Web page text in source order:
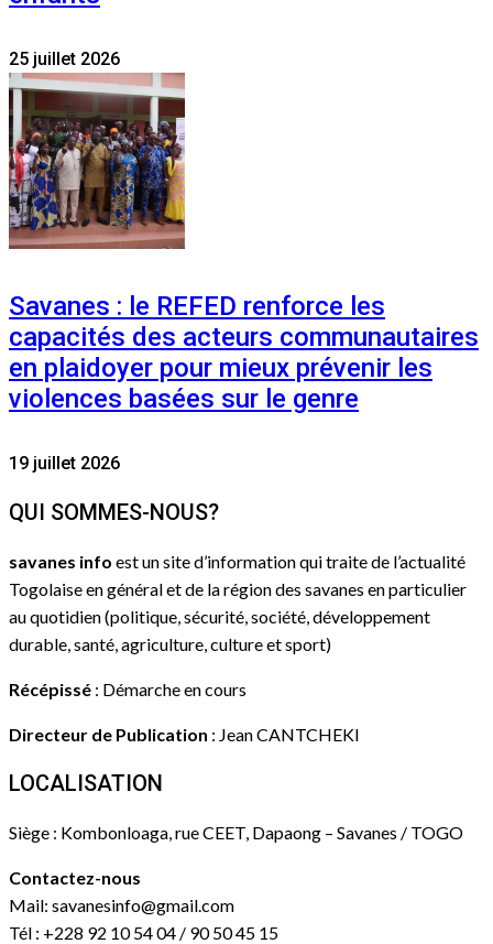
25 juillet 2026
Savanes : le REFED renforce les
capacités des acteurs communautaires
en plaidoyer pour mieux prévenir les
violences basées sur le genre
19 juillet 2026
QUI SOMMES-NOUS?
savanes info est un site d’information qui traite de l’actualité
Togolaise en général et de la région des savanes en particulier
au quotidien (politique, sécurité, société, développement
durable, santé, agriculture, culture et sport)
Récépissé : Démarche en cours
Directeur de Publication : Jean CANTCHEKI
LOCALISATION
Siège : Kombonloaga, rue CEET, Dapaong – Savanes / TOGO
Contactez-nous
Mail: savanesinfo@gmail.com
Tél : +228 92 10 54 04 / 90 50 45 15